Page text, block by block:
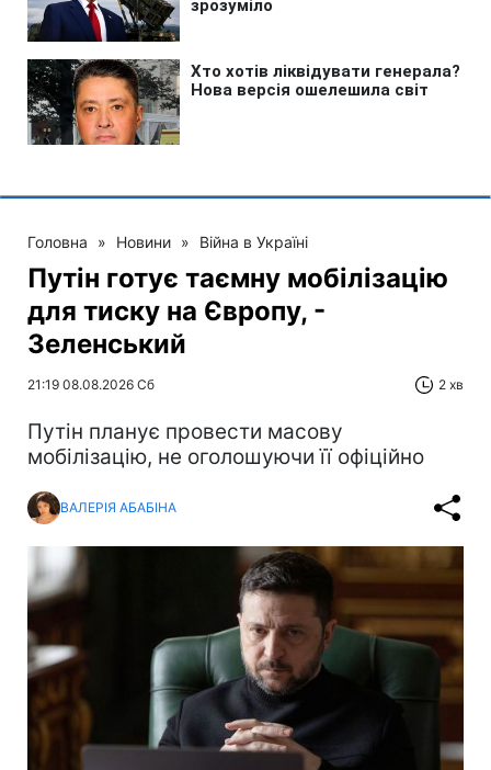
Головна » Новини » Війна в Україні
Путін готує таємну мобілізацію
для тиску на Європу, -
Зеленський
21:19 08.08.2026 Сб 2 хв
Путін планує провести масову
мобілізацію, не оголошуючи її офіційно
ВАЛЕРІЯ АБАБІНА